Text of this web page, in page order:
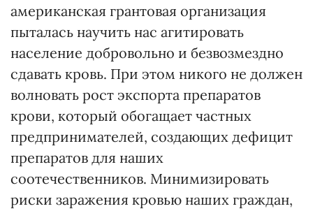
американская грантовая организация
пыталась научить нас агитировать
население добровольно и безвозмездно
сдавать кровь. При этом никого не должен
волновать рост экспорта препаратов
крови, который обогащает частных
предпринимателей, создающих дефицит
препаратов для наших
соотечественников. Минимизировать
риски заражения кровью наших граждан,